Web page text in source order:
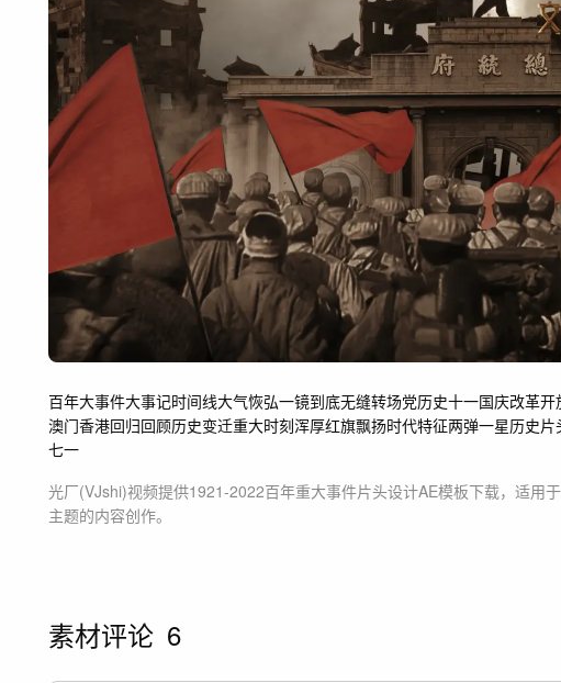
百年大事件大事记时间线大气恢弘一镜到底无缝转场党历史十一国庆改革开
澳门香港回归回顾历史变迁重大时刻浑厚红旗飘扬时代特征两弹一星历史片
七一
光厂(VJshi)视频提供1921-2022百年重大事件片头设计AE模板下载，适用于
主题的内容创作。
素材评论 6